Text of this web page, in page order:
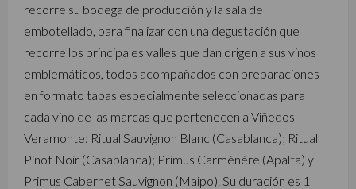
recorre su bodega de producción y la sala de
embotellado, para finalizar con una degustación que
recorre los principales valles que dan origen a sus vinos
emblemáticos, todos acompañados con preparaciones
en formato tapas especialmente seleccionadas para
cada vino de las marcas que pertenecen a Viñedos
Veramonte: Ritual Sauvignon Blanc (Casablanca); Ritual
Pinot Noir (Casablanca); Primus Carménère (Apalta) y
Primus Cabernet Sauvignon (Maipo). Su duración es 1